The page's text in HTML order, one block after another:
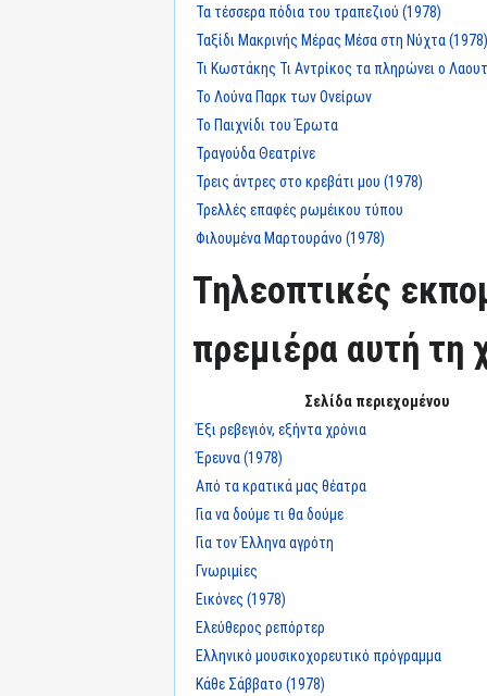
Τα τέσσερα πόδια του τραπεζιού (1978)
Ταξίδι Μακρινής Μέρας Μέσα στη Νύχτα (1978)
Τι Κωστάκης Τι Αντρίκος τα πληρώνει ο
Το Λούνα Παρκ των Ονείρων
Το Παιχνίδι του Έρωτα
Τραγούδα Θεατρίνε
Τρεις άντρες στο κρεβάτι μου (1978)
Τρελλές επαφές ρωμέικου τύπου
Φιλουμένα Μαρτουράνο (1978)
Τηλεοπτικές
πρεμιέρα αυτή τη
Σελίδα περιεχομένου
Έξι ρεβεγιόν, εξήντα χρόνια
Έρευνα (1978)
Από τα κρατικά μας θέατρα
Για να δούμε τι θα δούμε
Για τον Έλληνα αγρότη
Γνωριμίες
Εικόνες (1978)
Ελεύθερος ρεπόρτερ
Ελληνικό μουσικοχορευτικό πρόγραμμα
Κάθε Σάββατο (1978)